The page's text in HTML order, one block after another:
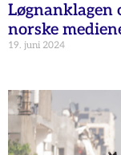
Løgnanklagen
norske
19. juni 2024